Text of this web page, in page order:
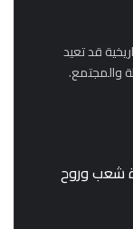
قد تعيد
والمجتمع.
شعب وروح